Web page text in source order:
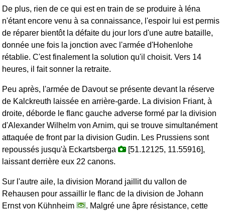
De plus, rien de ce qui est en train de se produire à Iéna
n'étant encore venu à sa connaissance, l'espoir lui est permis
de réparer bientôt la défaite du jour lors d'une autre bataille,
donnée une fois la jonction avec l'armée d'Hohenlohe
rétablie. C'est finalement la solution qu'il choisit. Vers 14
heures, il fait sonner la retraite.
Peu après, l'armée de Davout se présente devant la réserve
de Kalckreuth laissée en arrière-garde. La division Friant, à
droite, déborde le flanc gauche adverse formé par la division
d'Alexander Wilhelm von Arnim, qui se trouve simultanément
attaquée de front par la division Gudin. Les Prussiens sont
repoussés jusqu'à Eckartsberga
[51.12125, 11.55916],
laissant derrière eux 22 canons.
Sur l'autre aile, la division Morand jaillit du vallon de
Rehausen pour assaillir le flanc de la division de Johann
Ernst von Kühnheim
. Malgré une âpre résistance, cette